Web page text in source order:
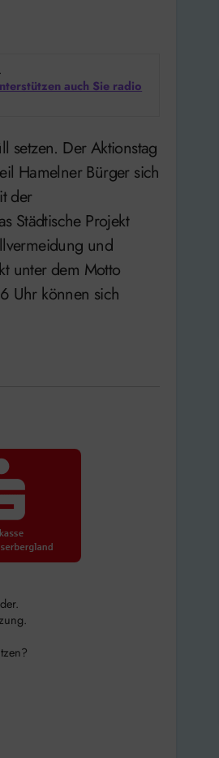
auch Sie radio
Hamelner Bürger sich
der
Städtische Projekt
und
unter dem Motto
Uhr können sich